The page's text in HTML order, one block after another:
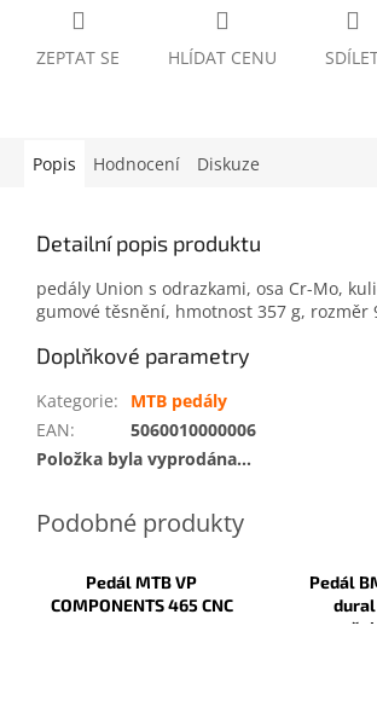
ZEPTAT SE HLÍDAT CENU
Popis Hodnocení Diskuze
Detailní popis produktu
pedály Union s odrazkami, osa Cr-Mo,
gumové těsnění, hmotnost 357 g, rozměr
Doplňkové parametry
Kategorie:
MTB pedály
EAN:
5060010000006
Položka byla vyprodána…
Pedál MTB VP
COMPONENTS 465 CNC
Pedál